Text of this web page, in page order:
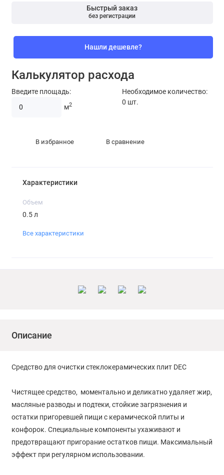
Быстрый заказ
без регистрации
Нашли дешевле?
Калькулятор расхода
Введите площадь:
м2
Необходимое количество:
0 шт.
В избранное В сравнение
Характеристики
Объем
0.5 л
Все характеристики
Описание
Средство для очистки стеклокерамических плит DEC
Чистящее средство, моментально и деликатно удаляет жир,
масляные разводы и подтеки, стойкие загрязнения и
остатки пригоревшей пищи с керамической плиты и
конфорок. Специальные компоненты ухаживают и
предотвращают пригорание остатков пищи. Максимальный
эффект при регулярном использовании.